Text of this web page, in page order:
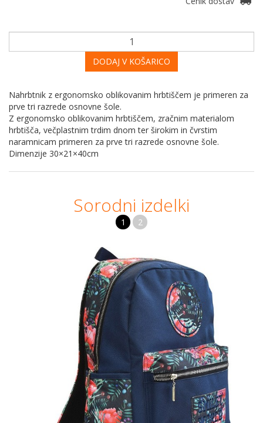
DODAJ V KOŠARICO
Nahrbtnik z ergonomsko oblikovanim hrbtiščem je primeren za
prve tri razrede osnovne šole.
Z ergonomsko oblikovanim hrbtiščem, zračnim materialom
hrbtišča, večplastnim trdim dnom ter širokim in čvrstim
naramnicam primeren za prve tri razrede osnovne šole.
Dimenzije 30×21×40cm
Sorodni izdelki
1 2